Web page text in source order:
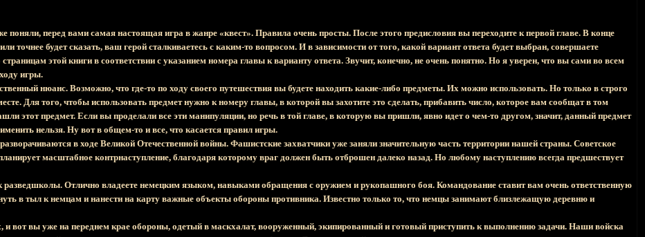
поняли, перед вами самая настоящая игра в жанре «квест». Правила очень просты. После этого предисловия вы переходите к первой главе. В конце
точнее будет сказать, ваш герой сталкиваетесь с каким-то вопросом. И в зависимости от того, какой вариант ответа будет выбран, совершаете
этой книги в соответствии с указанием номера главы к варианту ответа. Звучит, конечно, не очень понятно. Но я уверен, что вы сами во всем
игры.
нюанс. Возможно, что где-то по ходу своего путешествия вы будете находить какие-либо предметы. Их можно использовать. Но только в строго
Для того, чтобы использовать предмет нужно к номеру главы, в которой вы захотите это сделать, прибавить число, которое вам сообщат в том
этот предмет. Если вы проделали все эти манипуляции, но речь в той главе, в которую вы пришли, явно идет о чем-то другом, значит, данный предмет
нельзя. Ну вот в общем-то и все, что касается правил игры.
в ходе Великой Отечественной войны. Фашистские захватчики уже заняли значительную часть территории нашей страны. Советское
масштабное контрнаступление, благодаря которому враг должен быть отброшен далеко назад. Но любому наступлению всегда предшествует
Отлично владеете немецким языком, навыками обращения с оружием и рукопашного боя. Командование ставит вам очень ответственную
в тыл к немцам и нанести на карту важные объекты обороны противника. Известно только то, что немцы занимают близлежащую деревню и
и вот вы уже на переднем крае обороны, одетый в маскхалат, вооруженный, экипированный и готовый приступить к выполнению задачи. Наши войска